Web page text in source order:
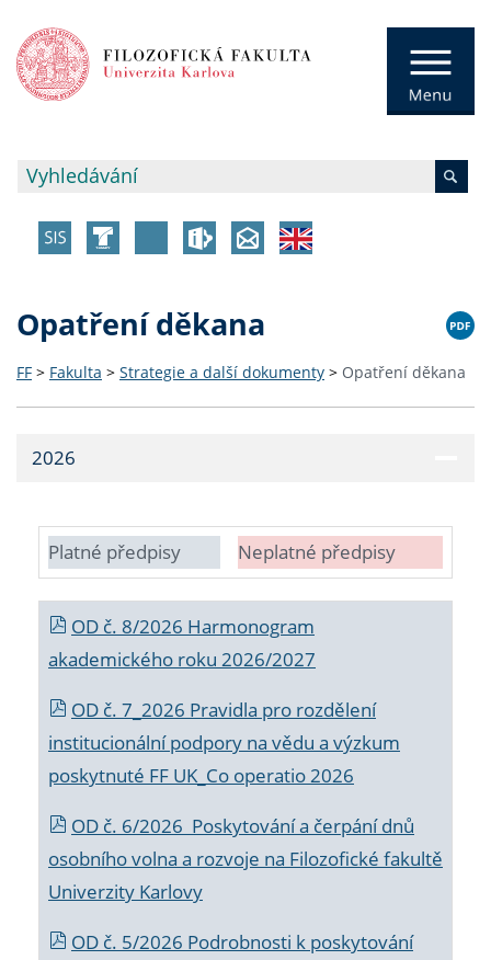
Opatření děkana
FF > Fakulta > Strategie a další dokumenty > Opatření děkana
2026
Platné předpisy Neplatné předpisy
OD č. 8/2026 Harmonogram
akademického roku 2026/2027
OD č. 7_2026 Pravidla pro rozdělení
institucionální podpory na vědu a výzkum
poskytnuté FF UK_Co operatio 2026
OD č. 6/2026 Poskytování a čerpání dnů
osobního volna a rozvoje na Filozofické fakultě
Univerzity Karlovy
OD č. 5/2026 Podrobnosti k poskytování